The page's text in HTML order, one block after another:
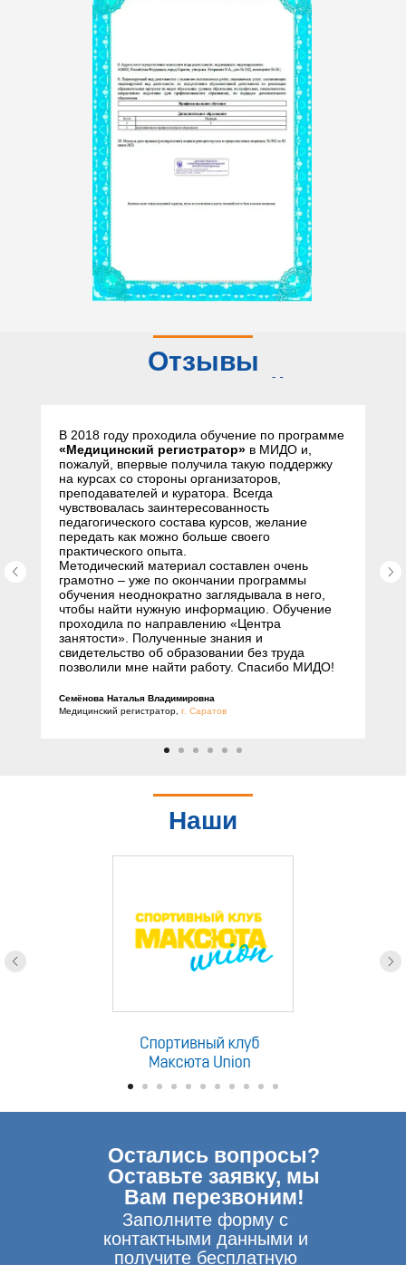
Отзывы
В 2018 году проходила обучение по программе
«Медицинский регистратор» в МИДО и,
пожалуй, впервые получила такую поддержку
на курсах со стороны организаторов,
преподавателей и куратора. Всегда
чувствовалась заинтересованность
педагогического состава курсов, желание
передать как можно больше своего
практического опыта.
Методический материал составлен очень
грамотно – уже по окончании программы
обучения неоднократно заглядывала в него,
чтобы найти нужную информацию. Обучение
проходила по направлению «Центра
занятости». Полученные знания и
свидетельство об образовании без труда
позволили мне найти работу. Спасибо МИДО!
Семёнова Наталья Владимировна
Медицинский регистратор, г. Саратов
Наши
Остались вопросы?
Оставьте заявку, мы
Вам перезвоним!
Заполните форму с
контактными данными и
получите бесплатную